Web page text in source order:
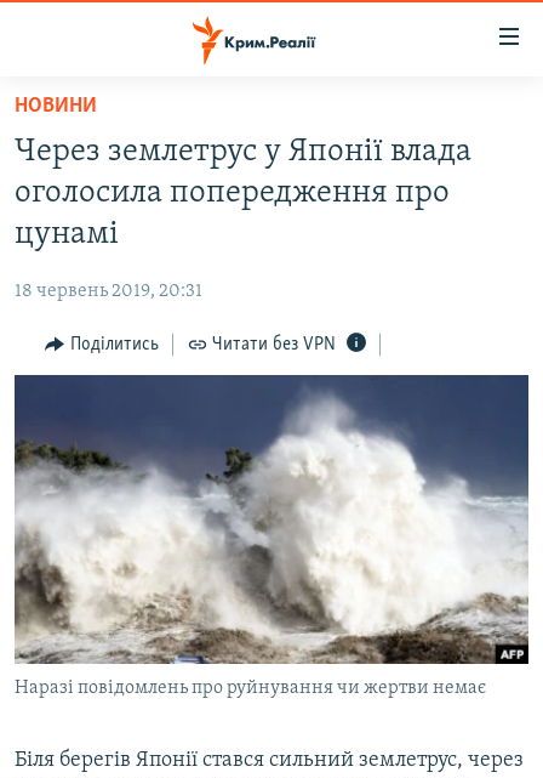
Перейти
основного
матеріалу
до
основної
навігації
Перейти
до
ВОДА.КРИМ
ВІДЕО ТА ФОТО
БЛОГИ
ПОГЛЯД
ВСЕ ЗА ДЕНЬ
СПЕЦПРОЕКТИ
ВІДЕОУРОКИ «ELIFBE»
СВІДЧЕННЯ ОКУПАЦІЇ
УКРАЇНСЬКА ПРОБЛЕМА КРИМУ
ІНФОГРАФІКА
ЯК ОБІЙТИ БЛОКУВАННЯ
Русский
Qırımtatar
ДОЛУЧАЙСЯ!
НОВИНИ
Через землетрус у Японії влада
оголосила попередження про
цунамі
18 червень 2019, 20:31
Поділитись Читати без VPN
Наразі повідомлень про руйнування чи жертви немає
Біля берегів Японії стався сильний землетрус, через